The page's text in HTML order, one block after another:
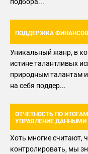
ПОДДЕРЖКА
Уникальный жанр, в
истине талантливых
природным талантам
на себя поддер...
ОТЧЕТНОСТЬ ПО
УПРАВЛЕНИЕ ДАННЫМИ
Хоть многие считают,
контролировать, мы